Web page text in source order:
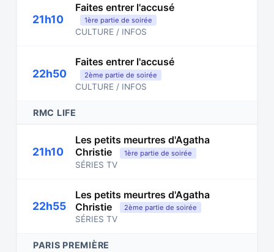
21h10
Faites entrer l'accusé
1ère partie de soirée
CULTURE / INFOS
22h50
Faites entrer l'accusé
2ème partie de soirée
CULTURE / INFOS
RMC LIFE
21h10
Les petits meurtres d'Agatha
Christie
1ère partie de soirée
SÉRIES TV
22h55
Les petits meurtres d'Agatha
Christie
2ème partie de soirée
SÉRIES TV
PARIS PREMIÈRE